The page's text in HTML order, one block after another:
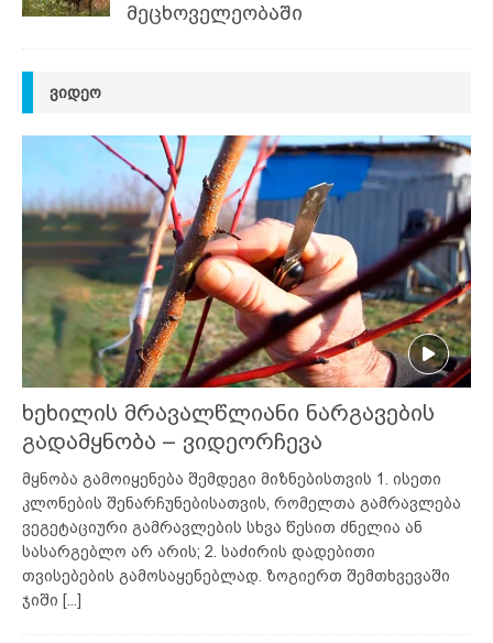
მეცხოველეობაში
ᲕᲘᲓᲔᲝ
ხეხილის მრავალწლიანი ნარგავების
გადამყნობა – ვიდეორჩევა
მყნობა გამოიყენება შემდეგი მიზნებისთვის 1. ისეთი
კლონების შენარჩუნებისათვის, რომელთა გამრავლება
ვეგეტაციური გამრავლების სხვა წესით ძნელია ან
სასარგებლო არ არის; 2. საძირის დადებითი
თვისებების გამოსაყენებლად. ზოგიერთ შემთხვევაში
ჯიში [...]